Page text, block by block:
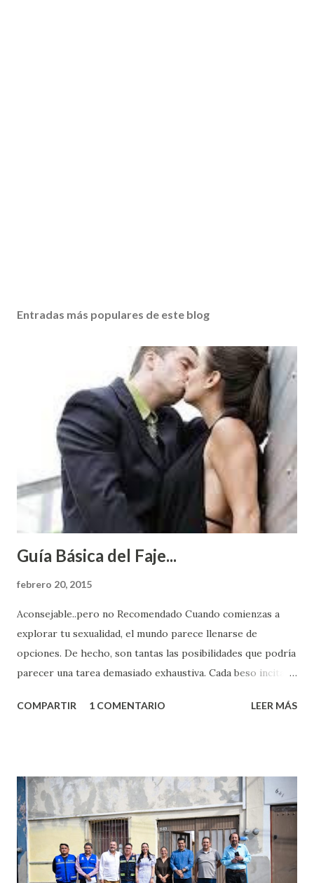
Entradas más populares de este blog
Guía Básica del Faje...
febrero 20, 2015
Aconsejable..pero no Recomendado Cuando comienzas a
explorar tu sexualidad, el mundo parece llenarse de
opciones. De hecho, son tantas las posibilidades que podría
parecer una tarea demasiado exhaustiva. Cada beso incita
partes de ti que jamás hubieras imaginado. El problema es
conoces ni la mitad de lo que deberías saber. Pero incluso
quienes ya han tenido relaciones sexuales no son expertos
o expertas en el tema. Siempre hay algo nuevo que
aprender y nuevas experiencias que conocer. Si eres una
chica y aún no has tenido relaciones sexuales, tal vez
COMPARTIR 1 COMENTARIO LEER MÁS